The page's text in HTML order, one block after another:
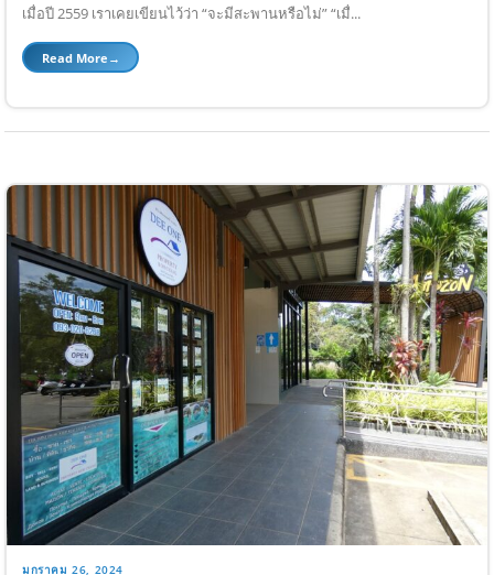
เมื่อปี 2559 เราเคยเขียนไว้ว่า “จะมีสะพานหรือไม่” “เมื่...
Read More →
มกราคม 26, 2024